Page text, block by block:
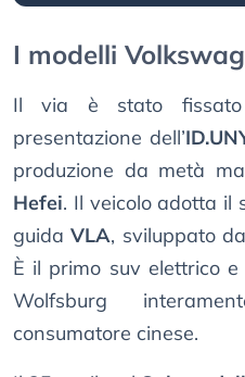
I modelli
Il via è stato
presentazione dell’
produzione da metà
Hefei. Il veicolo adotta il
guidaVLA, sviluppato
È il primo suv elettrico
Wolfsburg
consumatore cinese.